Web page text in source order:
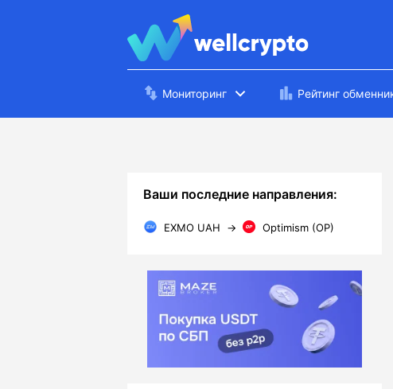
Мониторинг Рейтинг
Ваши последние направления:
EXMO UAH → Optimism (OP)